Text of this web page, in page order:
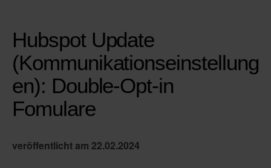
Hubspot Update
(Kommunikationseinstellung
en): Double-Opt-in
Fomulare
veröffentlicht am 22.02.2024